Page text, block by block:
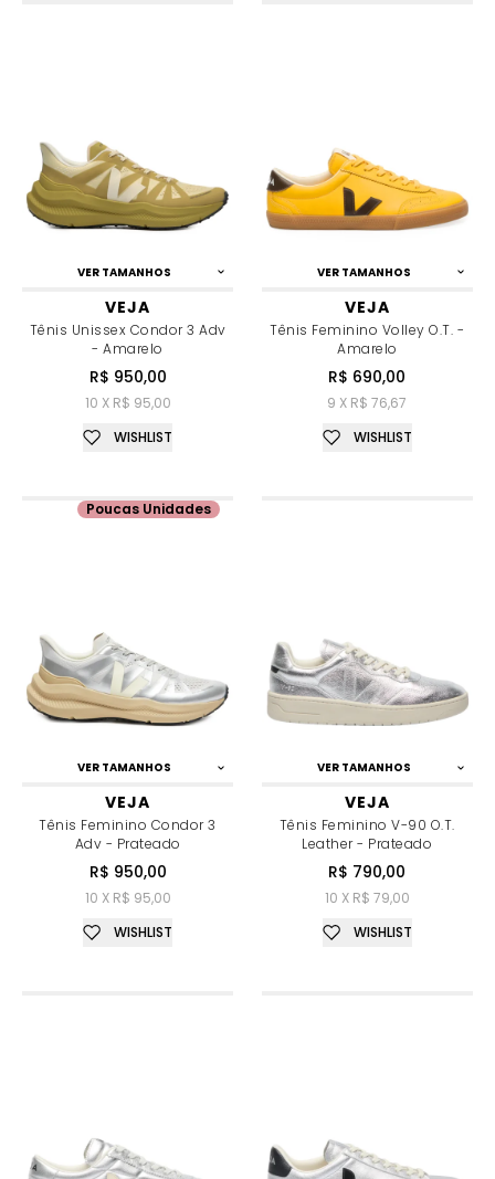
VER TAMANHOS
VEJA
Tênis Unissex Condor 3 Adv
- Amarelo
R$ 950,00
10 X R$ 95,00
WISHLIST
VER TAMANHOS
VEJA
Tênis Feminino Volley O.T. -
Amarelo
R$ 690,00
9 X R$ 76,67
WISHLIST
VER TAMANHOS
VEJA
Tênis Feminino Condor 3
Adv - Prateado
R$ 950,00
10 X R$ 95,00
Poucas Unidades
WISHLIST
VER TAMANHOS
VEJA
Tênis Feminino V-90 O.T.
Leather - Prateado
R$ 790,00
10 X R$ 79,00
WISHLIST